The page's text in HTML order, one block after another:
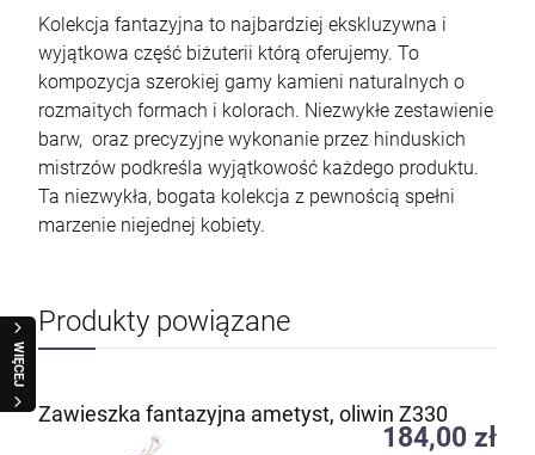
WIĘCEJ
Kolekcja fantazyjna to najbardziej ekskluzywna i
wyjątkowa część biżuterii którą oferujemy. To
kompozycja szerokiej gamy kamieni naturalnych o
rozmaitych formach i kolorach. Niezwykłe zestawienie
barw, oraz precyzyjne wykonanie przez hinduskich
mistrzów podkreśla wyjątkowość każdego produktu.
Ta niezwykła, bogata kolekcja z pewnością spełni
marzenie niejednej kobiety.
Produkty powiązane
Zawieszka fantazyjna ametyst, oliwin Z330
184,00 zł